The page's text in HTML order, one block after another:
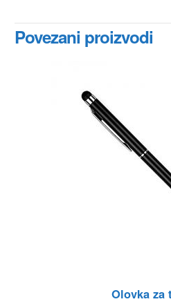
Povezani proizvodi
Olovka za